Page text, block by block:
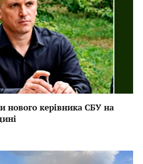
нового керівника СБУ на